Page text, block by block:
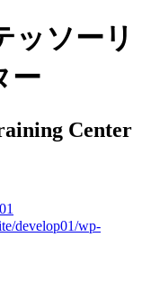
ッソーリ
ー
Center
develop01/wp-